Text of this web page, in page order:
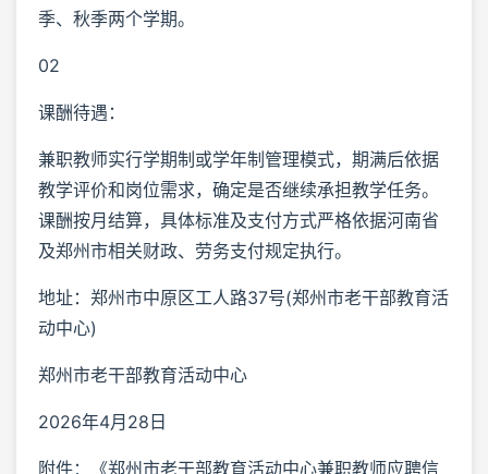
季、秋季两个学期。
02
课酬待遇：
兼职教师实行学期制或学年制管理模式，期满后依据
教学评价和岗位需求，确定是否继续承担教学任务。
课酬按月结算，具体标准及支付方式严格依据河南省
及郑州市相关财政、劳务支付规定执行。
地址：郑州市中原区工人路37号(郑州市老干部教育活
动中心)
郑州市老干部教育活动中心
2026年4月28日
附件：《郑州市老干部教育活动中心兼职教师应聘信